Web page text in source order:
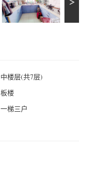
中楼层(共7层)
板楼
一梯三户